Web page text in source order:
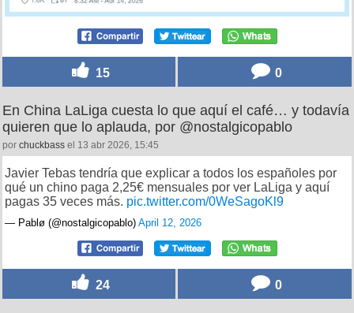
15 0
En China LaLiga cuesta lo que aquí el café… y todavía
quieren que lo aplauda, por @nostalgicopablo
por chuckbass el 13 abr 2026, 15:45
Javier Tebas tendría que explicar a todos los españoles por
qué un chino paga 2,25€ mensuales por ver LaLiga y aquí
pagas 35 veces más. pic.twitter.com/0WeSagoKl9
— Pablø (@nostalgicopablo) April 12, 2026
24 0